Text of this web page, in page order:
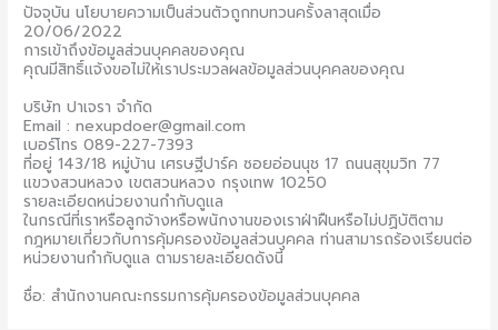
ปัจจุบัน นโยบายความเป็นส่วนตัวถูกทบทวนครั้งลาสุดเมื่อ
20/06/2022
การเข้าถึงข้อมูลส่วนบุคคลของคุณ
คุณมีสิทธิ์แจ้งขอไม่ให้เราประมวลผลข้อมูลส่วนบุคคลของคุณ
บริษัท ปาเจรา จำกัด
Email : nexupdoer@gmail.com
เบอร์โทร 089-227-7393
ที่อยู่ 143/18 หมู่บ้าน เศรษฐีปาร์ค ซอยอ่อนนุช 17 ถนนสุขุมวิท 77
แขวงสวนหลวง เขตสวนหลวง กรุงเทพ 10250
รายละเอียดหน่วยงานกำกับดูแล
ในกรณีที่เราหรือลูกจ้างหรือพนักงานของเราฝ่าฝืนหรือไม่ปฏิบัติตาม
กฎหมายเกี่ยวกับการคุ้มครองข้อมูลส่วนบุคคล ท่านสามารถร้องเรียนต่อ
หน่วยงานกำกับดูแล ตามรายละเอียดดังนี้
ชื่อ: สำนักงานคณะกรรมการคุ้มครองข้อมูลส่วนบุคคล